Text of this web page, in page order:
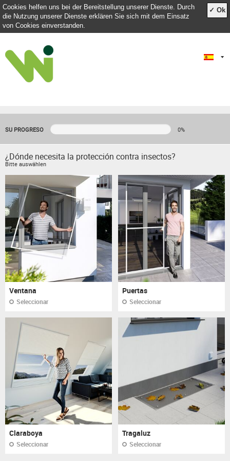
Cookies helfen uns bei der Bereitstellung unserer Dienste. Durch
die Nutzung unserer Dienste erklären Sie sich mit dem Einsatz
von Cookies einverstanden.
✓ Ok
SU PROGRESO 0%
¿Dónde necesita la protección contra insectos?
Bitte auswählen
Ventana
Seleccionar
Puertas
Seleccionar
Claraboya
Seleccionar
Tragaluz
Seleccionar